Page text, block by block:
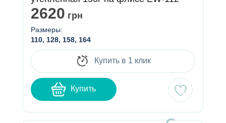
2620 грн
Размеры:
110, 128, 158, 164
Купить в 1 клик
Купить